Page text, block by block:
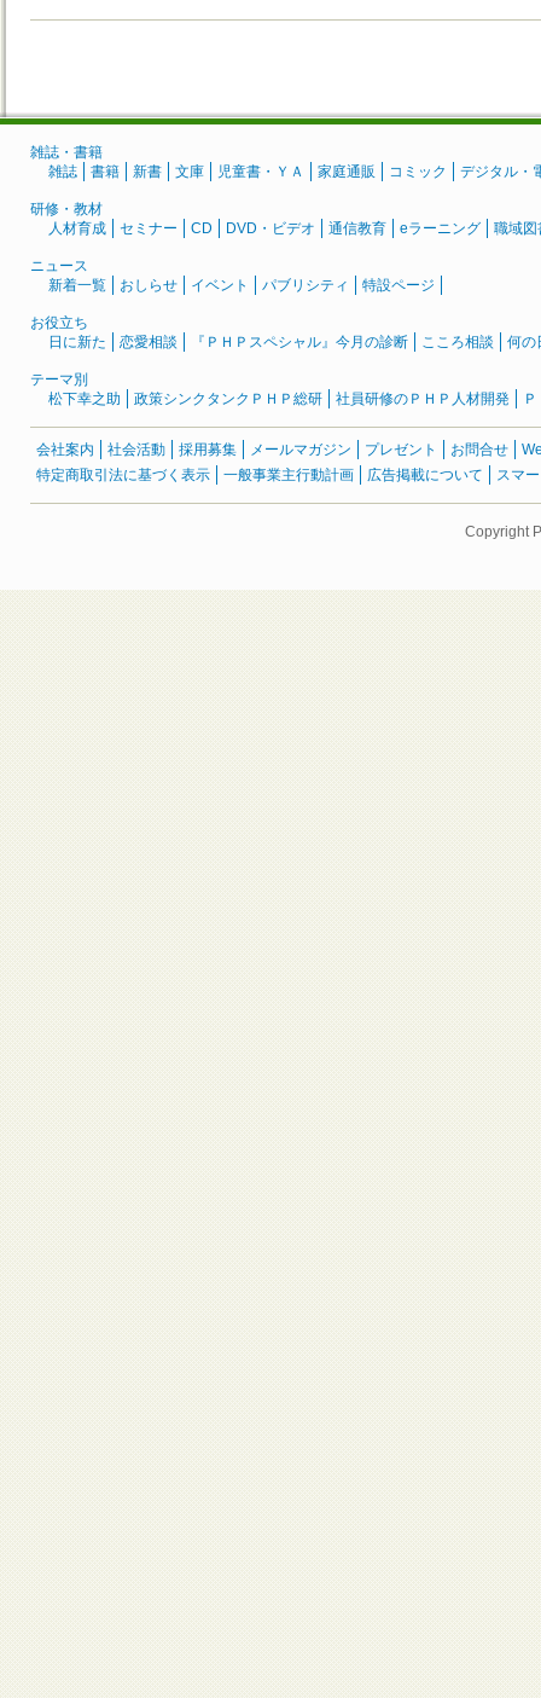
雑誌・書籍
雑誌
書籍 新書 文庫 児童書・ＹＡ 家庭通販 コミック デジタル・
研修・教材
人材育成
セミナー CD DVD・ビデオ 通信教育 eラーニング 職域図
ニュース
新着一覧
おしらせ イベント パブリシティ 特設ページ
お役立ち
日に新た
恋愛相談 『ＰＨＰスペシャル』今月の診断 こころ相談 何の
テーマ別
松下幸之助
政策シンクタンクＰＨＰ総研 社員研修のＰＨＰ人材開発
会社案内 社会活動 採用募集 メールマガジン プレゼント お問合せ
特定商取引法に基づく表示
一般事業主行動計画 広告掲載について スマ
Copyright